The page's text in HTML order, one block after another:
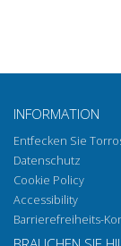
INFORMATION
Entfecken Sie
Datenschutz
Cookie Policy
Accessibility
Barrierefreiheits-